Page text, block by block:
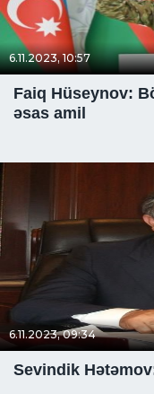
6.11.2023, 10:57
Faiq Hüseynov:
əsas amil
6.11.2023, 09:34
Sevindik